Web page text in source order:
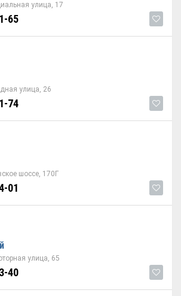
улица, 17
65
улица, 26
74
шоссе, 170Г
01
улица, 65
40